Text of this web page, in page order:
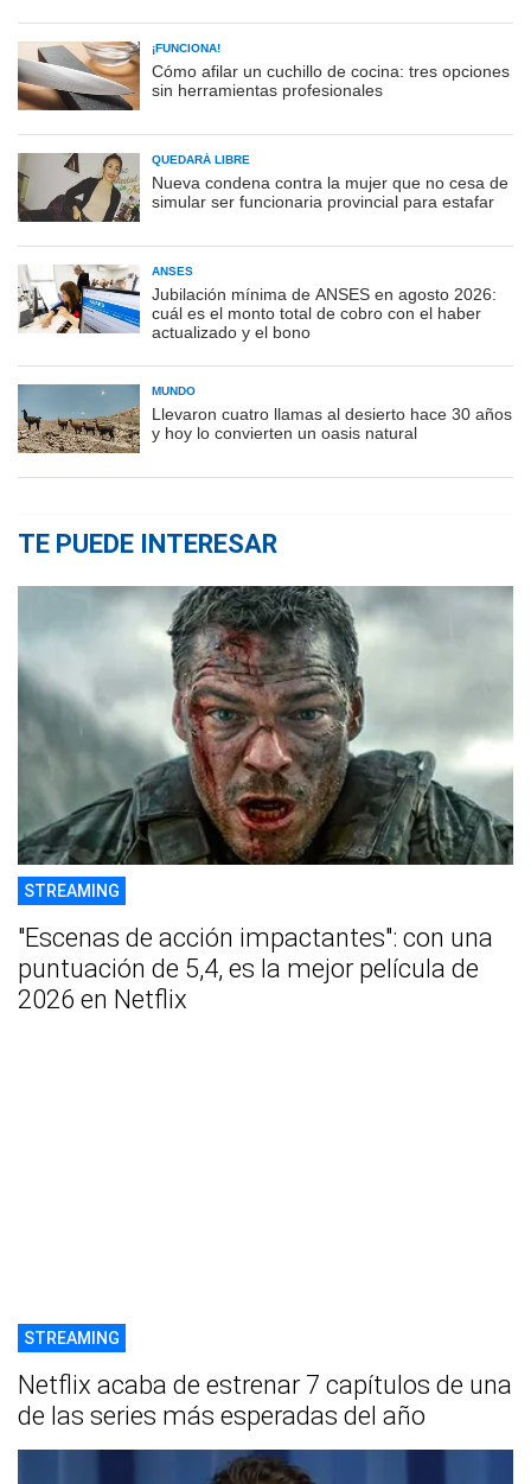
¡FUNCIONA!
Cómo afilar un cuchillo de cocina: tres opciones
sin herramientas profesionales
QUEDARÁ LIBRE
Nueva condena contra la mujer que no cesa de
simular ser funcionaria provincial para estafar
ANSES
Jubilación mínima de ANSES en agosto 2026:
cuál es el monto total de cobro con el haber
actualizado y el bono
MUNDO
Llevaron cuatro llamas al desierto hace 30 años
y hoy lo convierten un oasis natural
TE PUEDE INTERESAR
STREAMING
"Escenas de acción impactantes": con una
puntuación de 5,4, es la mejor película de
2026 en Netflix
STREAMING
Netflix acaba de estrenar 7 capítulos de una
de las series más esperadas del año